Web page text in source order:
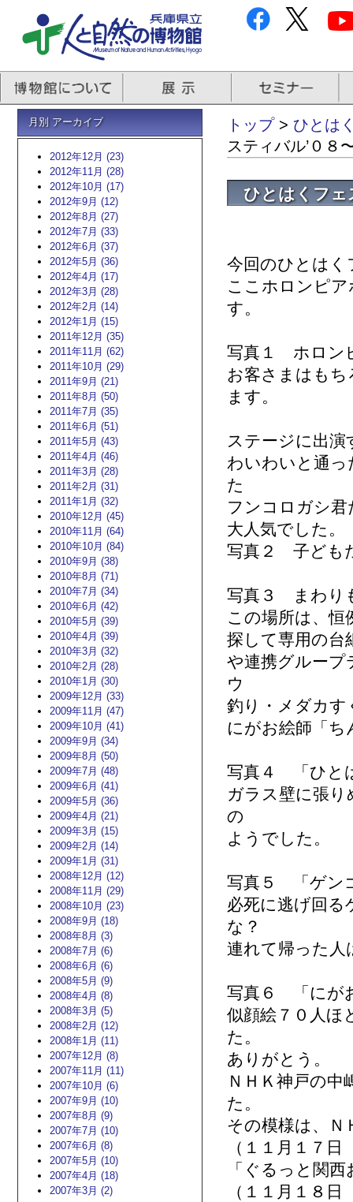
月別 アーカイブ
2012年12月 (23)
2012年11月 (28)
2012年10月 (17)
2012年9月 (12)
2012年8月 (27)
2012年7月 (33)
2012年6月 (37)
2012年5月 (36)
2012年4月 (17)
2012年3月 (28)
2012年2月 (14)
2012年1月 (15)
2011年12月 (35)
2011年11月 (62)
2011年10月 (29)
2011年9月 (21)
2011年8月 (50)
2011年7月 (35)
2011年6月 (51)
2011年5月 (43)
2011年4月 (46)
2011年3月 (28)
2011年2月 (31)
2011年1月 (32)
2010年12月 (45)
2010年11月 (64)
2010年10月 (84)
2010年9月 (38)
2010年8月 (71)
2010年7月 (34)
2010年6月 (42)
2010年5月 (39)
2010年4月 (39)
2010年3月 (32)
2010年2月 (28)
2010年1月 (30)
2009年12月 (33)
2009年11月 (47)
2009年10月 (41)
2009年9月 (34)
2009年8月 (50)
2009年7月 (48)
2009年6月 (41)
2009年5月 (36)
2009年4月 (21)
2009年3月 (15)
2009年2月 (14)
2009年1月 (31)
2008年12月 (12)
2008年11月 (29)
2008年10月 (23)
2008年9月 (18)
2008年8月 (3)
2008年7月 (6)
2008年6月 (6)
2008年5月 (9)
2008年4月 (8)
2008年3月 (5)
2008年2月 (12)
2008年1月 (11)
2007年12月 (8)
2007年11月 (11)
2007年10月 (6)
2007年9月 (10)
2007年8月 (9)
2007年7月 (10)
2007年6月 (8)
2007年5月 (10)
2007年4月 (18)
2007年3月 (2)
トップ> ひとは
スティバル’０８
ひとはくフェ
今回のひとはく
ここホロンピ
す。
写真１ ホロン
お客さまはもち
ます。
ステージに出演
わいわいと通っ
た
フンコロガシ
大人気でした。
写真２ 子ども
写真３ まわり
この場所は、恒
探して専用の台
や連携グルー
ウ
釣り・メダカす
にがお絵師「
写真４ 「ひと
ガラス壁に張
の
ようでした。
写真５ 「ゲン
必死に逃げ回る
な？
連れて帰った人
写真６ 「にが
似顔絵７０人ほ
た。
ありがとう。
ＮＨＫ神戸の
た。
その模様は、Ｎ
（１１月１７
「ぐるっと関
（１１月１８